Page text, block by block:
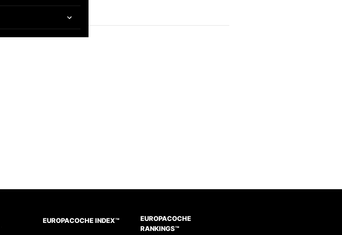
EUROPACOCHE INDEX™
EUROPACOCHE
RANKINGS™